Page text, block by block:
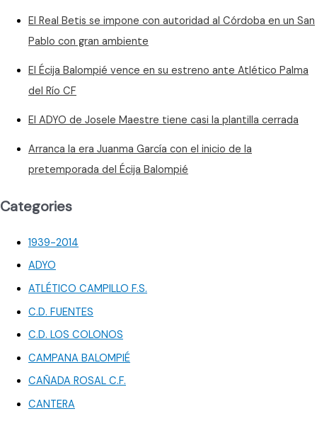
eliminatoria
El Real Betis se impone con autoridad al Córdoba en un San
Pablo con gran ambiente
El Écija Balompié vence en su estreno ante Atlético Palma
del Río CF
El ADYO de Josele Maestre tiene casi la plantilla cerrada
Arranca la era Juanma García con el inicio de la
pretemporada del Écija Balompié
Categories
1939-2014
ADYO
ATLÉTICO CAMPILLO F.S.
C.D. FUENTES
C.D. LOS COLONOS
CAMPANA BALOMPIÉ
CAÑADA ROSAL C.F.
CANTERA